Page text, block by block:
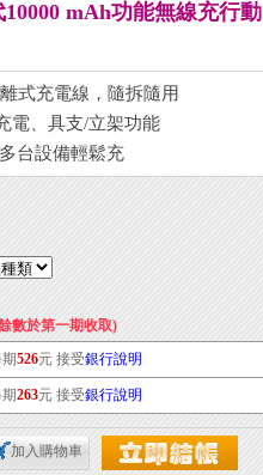
10000 mAh功能無線充行動
式充電線，隨拆隨用
電、具支/立架功能
台設備輕鬆充
數於第一期收取)
526元 接受銀行說明
263元 接受銀行說明
加入購物車